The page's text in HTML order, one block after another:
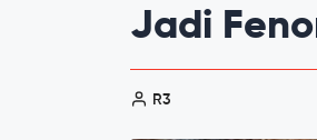
Jadi
R3